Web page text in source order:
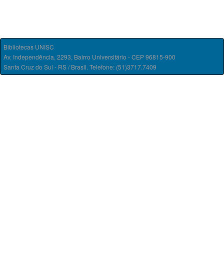
Bibliotecas UNISC
Av. Independência, 2293, Bairro Universitário - CEP 96815-900
Santa Cruz do Sul - RS / Brasil. Telefone: (51)3717.7409